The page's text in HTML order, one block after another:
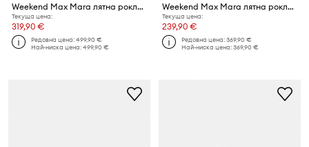
Weekend Max Mara лятна рокля от памук OBOLI
Текуща цена:
319,90 €
Редовна цена:499,90 €
Най-ниска цена:499,90 €
Weekend Max Mara лятна рокля от памук PADANA
Текуща цена:
239,90 €
Редовна цена:369,90 €
Най-ниска цена:369,90 €